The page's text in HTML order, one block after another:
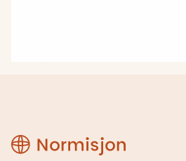
Designmanual